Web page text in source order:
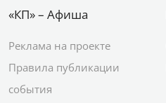
«КП» – Афиша
Реклама на проекте
Правила публикации
события